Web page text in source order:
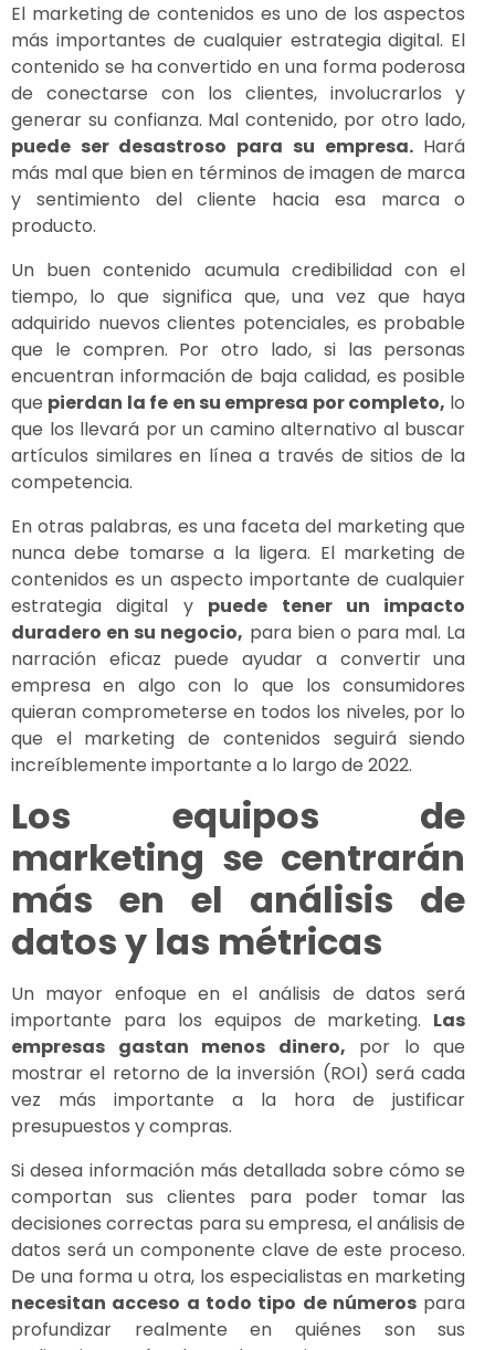
El marketing de contenidos es uno de los aspectos
más importantes de cualquier estrategia digital. El
contenido se ha convertido en una forma poderosa
de conectarse con los clientes, involucrarlos y
generar su confianza. Mal contenido, por otro lado,
puede ser desastroso para su empresa.Hará
más mal que bien en términos de imagen de marca
y sentimiento del cliente hacia esa marca o
producto.
Un buen contenido acumula credibilidad con el
tiempo, lo que significa que, una vez que haya
adquirido nuevos clientes potenciales, es probable
que le compren. Por otro lado, si las personas
encuentran información de baja calidad, es posible
que pierdan la fe en su empresa por completo, lo
que los llevará por un camino alternativo al buscar
artículos similares en línea a través de sitios de la
competencia.
En otras palabras, es una faceta del marketing que
nunca debe tomarse a la ligera. El marketing de
contenidos es un aspecto importante de cualquier
estrategia digital y puede tener un impacto
duradero en su negocio, para bien o para mal. La
narración eficaz puede ayudar a convertir una
empresa en algo con lo que los consumidores
quieran comprometerse en todos los niveles, por lo
que el marketing de contenidos seguirá siendo
increíblemente importante a lo largo de 2022.
Los equipos de
marketing se centrarán
más en el análisis de
datos y las métricas
Un mayor enfoque en el análisis de datos será
importante para los equipos de marketing. Las
empresas gastan menos dinero, por lo que
mostrar el retorno de la inversión (ROI) será cada
vez más importante a la hora de justificar
presupuestos y compras.
Si desea información más detallada sobre cómo se
comportan sus clientes para poder tomar las
decisiones correctas para su empresa, el análisis de
datos será un componente clave de este proceso.
De una forma u otra, los especialistas en marketing
necesitan acceso a todo tipo de números para
profundizar realmente en quiénes son sus